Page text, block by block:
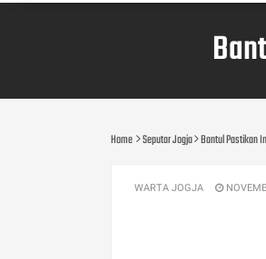
Home Seputar Jogja Bantul Pastikan
WARTA JOGJA